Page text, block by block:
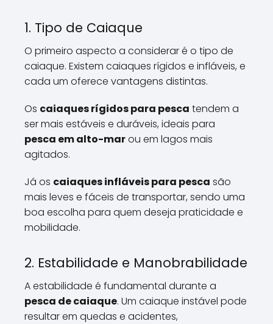
1. Tipo de Caiaque
O primeiro aspecto a considerar é o tipo de
caiaque. Existem caiaques rígidos e infláveis, e
cada um oferece vantagens distintas.
Os caiaques rígidos para pesca tendem a
ser mais estáveis e duráveis, ideais para
pesca em alto-marou em lagos mais
agitados.
Já os caiaques infláveis para pesca são
mais leves e fáceis de transportar, sendo uma
boa escolha para quem deseja praticidade e
mobilidade.
2. Estabilidade e Manobrabilidade
A estabilidade é fundamental durante a
pesca de caiaque. Um caiaque instável pode
resultar em quedas e acidentes,